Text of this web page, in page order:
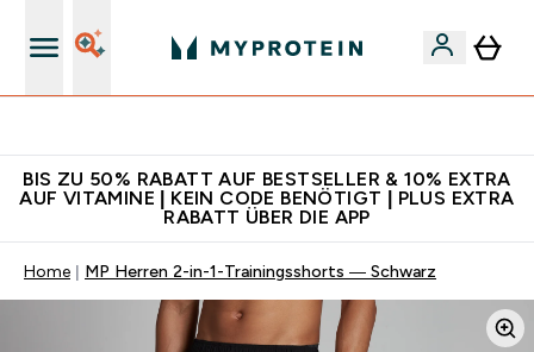
BIS ZU 50% RABATT AUF BESTSELLER & 10% EXTRA
AUF VITAMINE | KEIN CODE BENÖTIGT | PLUS EXTRA
RABATT ÜBER DIE APP
Home MP Herren 2-in-1-Trainingsshorts — Schwarz